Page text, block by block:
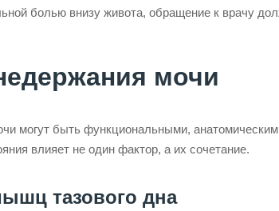
болью внизу живота, обращение к врачу
мочи
могут быть функциональными,
влияет не один фактор, а их сочетание.
тазового дна